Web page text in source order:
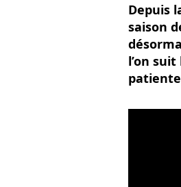
Depuis
saison
l’on